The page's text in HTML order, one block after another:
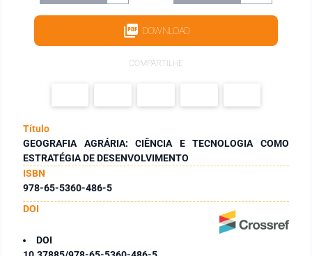
DOWNLOAD
COMPARTILHE
Título
GEOGRAFIA AGRÁRIA: CIÊNCIA E TECNOLOGIA COMO
ESTRATÉGIA DE DESENVOLVIMENTO
ISBN
978-65-5360-486-5
DOI
DOI